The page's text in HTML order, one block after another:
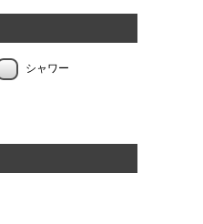
シャワー